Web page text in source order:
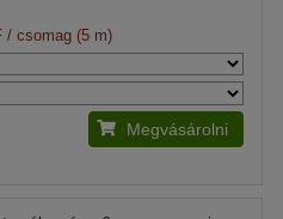
/ csomag (5 m)
Megvásárolni